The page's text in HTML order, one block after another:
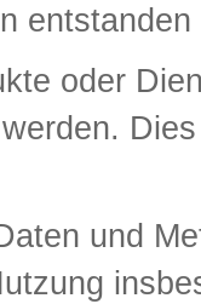
oder
und